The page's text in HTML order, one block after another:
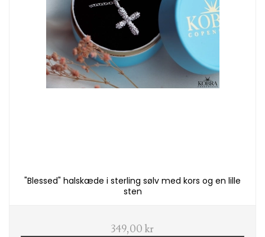
"Blessed" halskæde i sterling sølv med kors og en lille
sten
349,00 kr